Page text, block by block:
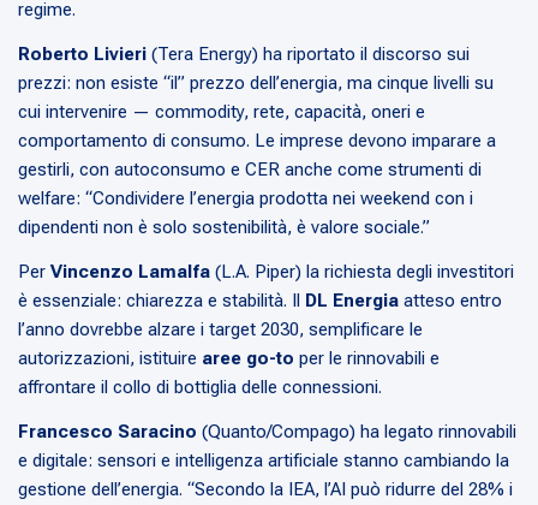
regime.
Roberto Livieri (Tera Energy) ha riportato il discorso sui
prezzi: non esiste “il” prezzo dell’energia, ma cinque livelli su
cui intervenire — commodity, rete, capacità, oneri e
comportamento di consumo. Le imprese devono imparare a
gestirli, con autoconsumo e CER anche come strumenti di
welfare: “Condividere l’energia prodotta nei weekend con i
dipendenti non è solo sostenibilità, è valore sociale.”
Per Vincenzo Lamalfa (L.A. Piper) la richiesta degli investitori
è essenziale: chiarezza e stabilità. Il DL Energia atteso entro
l’anno dovrebbe alzare i target 2030, semplificare le
autorizzazioni, istituire aree go-to per le rinnovabili e
affrontare il collo di bottiglia delle connessioni.
Francesco Saracino (Quanto/Compago) ha legato rinnovabili
e digitale: sensori e intelligenza artificiale stanno cambiando la
gestione dell’energia. “Secondo la IEA, l’AI può ridurre del 28% i